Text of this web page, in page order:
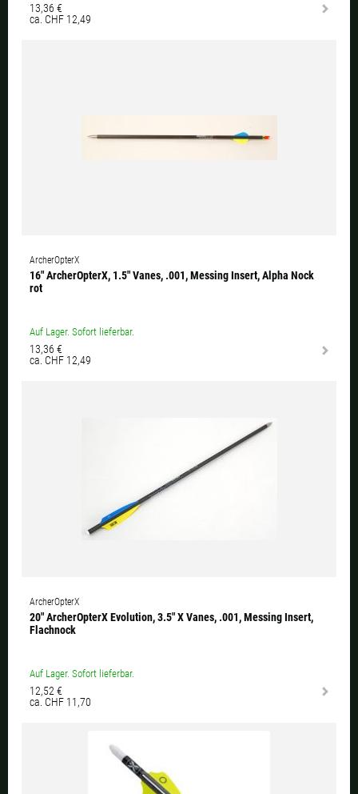
13,36 €
ca. CHF 12,49
ArcherOpterX
16" ArcherOpterX, 1.5" Vanes, .001, Messing Insert, Alpha Nock
rot
Auf Lager. Sofort lieferbar.
13,36 €
ca. CHF 12,49
ArcherOpterX
20" ArcherOpterX Evolution, 3.5" X Vanes, .001, Messing Insert,
Flachnock
Auf Lager. Sofort lieferbar.
12,52 €
ca. CHF 11,70